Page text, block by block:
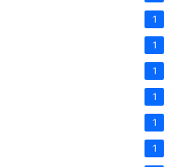
1
1
1
1
1
1